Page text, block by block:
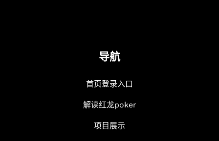
导航
首页登录入口
解读红龙poker
项目展示